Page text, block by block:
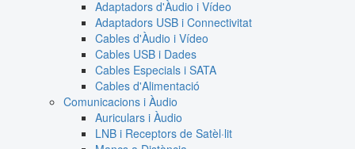
Adaptadors d'Àudio i Vídeo
Adaptadors USB i Connectivitat
Cables d'Àudio i Vídeo
Cables USB i Dades
Cables Especials i SATA
Cables d'Alimentació
Comunicacions i Àudio
Auriculars i Àudio
LNB i Receptors de Satèl·lit